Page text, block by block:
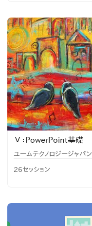
Ⅴ：PowerPoint基礎
ユームテクノロジージャパン
26セッション